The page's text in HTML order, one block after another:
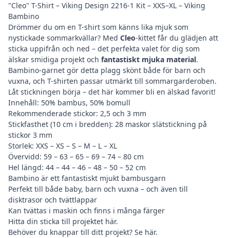
"Cleo" T-Shirt – Viking Design 2216-1 Kit – XXS–XL – Viking
Bambino
Drömmer du om en T-shirt som känns lika mjuk som
nystickade sommarkvällar? Med Cleo-kittet får du glädjen att
sticka uppifrån och ned – det perfekta valet för dig som
älskar smidiga projekt och fantastiskt mjuka material.
Bambino-garnet gör detta plagg skönt både för barn och
vuxna, och T-shirten passar utmärkt till sommargarderoben.
Låt stickningen börja – det här kommer bli en älskad favorit!
Innehåll: 50% bambus, 50% bomull
Rekommenderade stickor: 2,5 och 3 mm
Stickfasthet (10 cm i bredden): 28 maskor slätstickning på
stickor 3 mm
Storlek: XXS – XS – S – M – L – XL
Övervidd: 59 – 63 – 65 – 69 – 74 – 80 cm
Hel längd: 44 – 44 – 46 – 48 – 50 – 52 cm
Bambino är ett fantastiskt mjukt bambusgarn
Perfekt till både baby, barn och vuxna – och även till
disktrasor och tvättlappar
Kan tvättas i maskin och finns i många färger
Hitta din sticka till projektet här.
Behöver du knappar till ditt projekt? Se här.